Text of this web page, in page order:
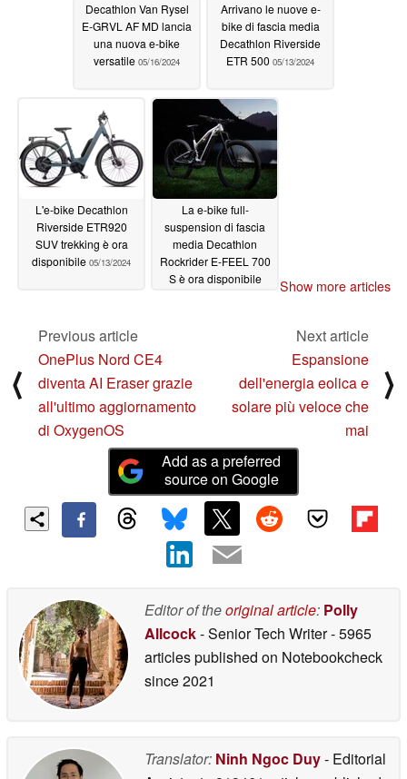
Decathlon Van Rysel
E-GRVL AF MD lancia
una nuova e-bike
versatile 05/16/2024
Arrivano le nuove e-
bike di fascia media
Decathlon Riverside
ETR 500 05/13/2024
L'e-bike Decathlon
Riverside ETR920
SUV trekking è ora
disponibile 05/13/2024
La e-bike full-
suspension di fascia
media Decathlon
Rockrider E-FEEL 700
S è ora disponibile
Show more articles
⟨
Previous article
OnePlus Nord CE4
diventa AI Eraser grazie
all'ultimo aggiornamento
di OxygenOS
Next article
Espansione
dell'energia eolica e
solare più veloce che
mai
⟩
Add as a preferred
source on Google
Editor of theoriginal article: Polly
Allcock- Senior Tech Writer- 5965
articles published on Notebookcheck
since 2021
Translator: Ninh Ngoc Duy- Editorial